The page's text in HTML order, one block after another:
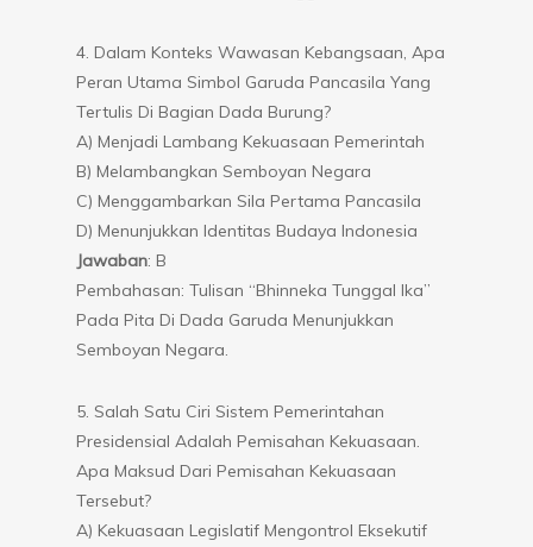
4. Dalam Konteks Wawasan Kebangsaan, Apa
Peran Utama Simbol Garuda Pancasila Yang
Tertulis Di Bagian Dada Burung?
A) Menjadi Lambang Kekuasaan Pemerintah
B) Melambangkan Semboyan Negara
C) Menggambarkan Sila Pertama Pancasila
D) Menunjukkan Identitas Budaya Indonesia
Jawaban: B
Pembahasan: Tulisan “Bhinneka Tunggal Ika”
Pada Pita Di Dada Garuda Menunjukkan
Semboyan Negara.
5. Salah Satu Ciri Sistem Pemerintahan
Presidensial Adalah Pemisahan Kekuasaan.
Apa Maksud Dari Pemisahan Kekuasaan
Tersebut?
A) Kekuasaan Legislatif Mengontrol Eksekutif